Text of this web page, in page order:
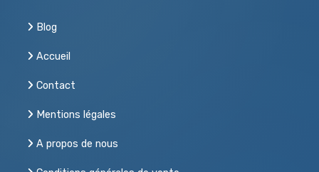
Blog
Accueil
Contact
Mentions légales
A propos de nous